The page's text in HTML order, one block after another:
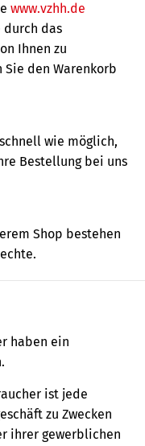
www.vzhh.de
durch das
Ihnen zu
den Warenkorb
wie möglich,
Bestellung bei uns
Shop bestehen
haben ein
ist jede
zu Zwecken
ihrer gewerblichen